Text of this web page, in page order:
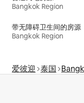
Bangkok Region
带无障碍卫生间的房源
Bangkok Region
爱彼迎 泰国